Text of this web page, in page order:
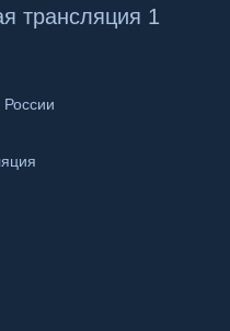
трансляция 1
России